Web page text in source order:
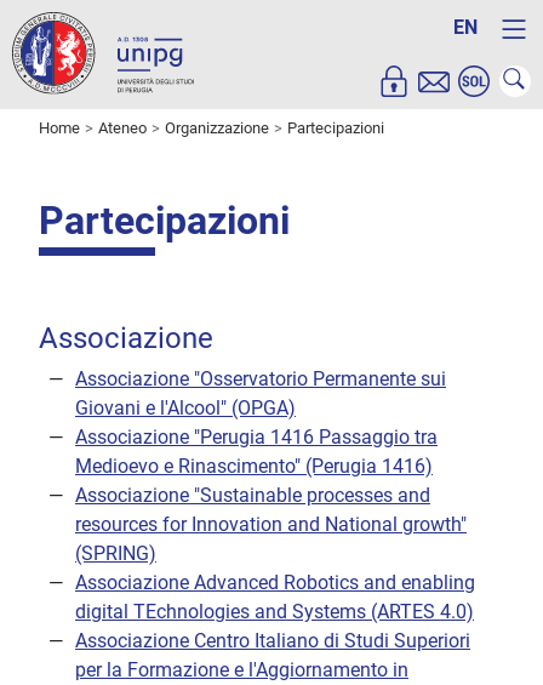
EN
Home Ateneo Organizzazione Partecipazioni
Partecipazioni
Associazione
Associazione "Osservatorio Permanente sui
Giovani e l'Alcool" (OPGA)
Associazione "Perugia 1416 Passaggio tra
Medioevo e Rinascimento" (Perugia 1416)
Associazione "Sustainable processes and
resources for Innovation and National growth"
(SPRING)
Associazione Advanced Robotics and enabling
digital TEchnologies and Systems (ARTES 4.0)
Associazione Centro Italiano di Studi Superiori
per la Formazione e l'Aggiornamento in